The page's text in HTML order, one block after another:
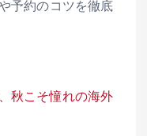
予約のコツを徹底